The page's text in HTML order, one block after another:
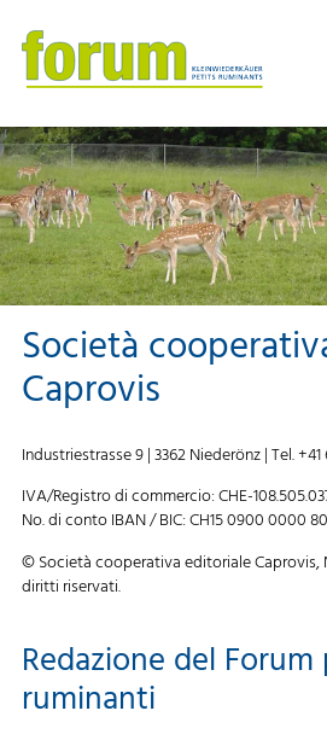
Società
Caprovis
Industriestrasse 9 | 3362 Niederönz | Tel.
IVA/Registro di commercio: CHE-
No. di conto IBAN / BIC: CH15 0900 0000
© Società cooperativa editoriale Caprovis,
diritti riservati.
Redazione del
ruminanti